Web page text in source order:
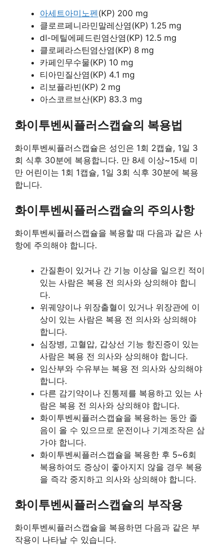
아세트아미노펜(KP) 200 mg
클로르페니라민말레산염(KP) 1.25 mg
dl-메틸에페드린염산염(KP) 12.5 mg
클로페라스틴염산염(KP) 8 mg
카페인무수물(KP) 10 mg
티아민질산염(KP) 4.1 mg
리보플라빈(KP) 2 mg
아스코르브산(KP) 83.3 mg
화이투벤씨플러스캡슐의 복용법
화이투벤씨플러스캡슐은 성인은 1회 2캡슐, 1일 3
회 식후 30분에 복용합니다. 만 8세 이상~15세 미
만 어린이는 1회 1캡슐, 1일 3회 식후 30분에 복용
합니다.
화이투벤씨플러스캡슐의 주의사항
화이투벤씨플러스캡슐을 복용할 때 다음과 같은 사
항에 주의해야 합니다.
간질환이 있거나 간 기능 이상을 일으킨 적이
있는 사람은 복용 전 의사와 상의해야 합니
다.
위궤양이나 위장출혈이 있거나 위장관에 이
상이 있는 사람은 복용 전 의사와 상의해야
합니다.
심장병, 고혈압, 갑상선 기능 항진증이 있는
사람은 복용 전 의사와 상의해야 합니다.
임산부와 수유부는 복용 전 의사와 상의해야
합니다.
다른 감기약이나 진통제를 복용하고 있는 사
람은 복용 전 의사와 상의해야 합니다.
화이투벤씨플러스캡슐을 복용하는 동안 졸
음이 올 수 있으므로 운전이나 기계조작은 삼
가야 합니다.
화이투벤씨플러스캡슐을 복용한 후 5~6회
복용하여도 증상이 좋아지지 않을 경우 복용
을 즉각 중지하고 의사와 상의해야 합니다.
화이투벤씨플러스캡슐의 부작용
화이투벤씨플러스캡슐을 복용하면 다음과 같은 부
작용이 나타날 수 있습니다.